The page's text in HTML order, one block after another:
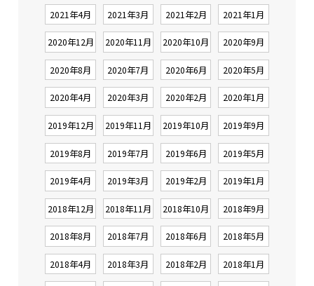
2021年4月 2021年3月 2021年2月 2021年1月
2020年12月 2020年11月 2020年10月 2020年9月
2020年8月 2020年7月 2020年6月 2020年5月
2020年4月 2020年3月 2020年2月 2020年1月
2019年12月 2019年11月 2019年10月 2019年9月
2019年8月 2019年7月 2019年6月 2019年5月
2019年4月 2019年3月 2019年2月 2019年1月
2018年12月 2018年11月 2018年10月 2018年9月
2018年8月 2018年7月 2018年6月 2018年5月
2018年4月 2018年3月 2018年2月 2018年1月